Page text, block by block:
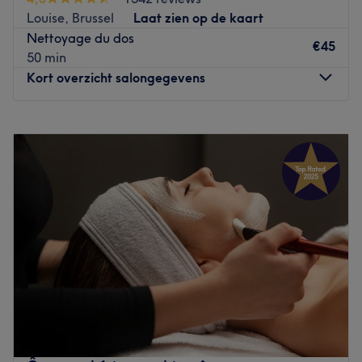
belle carte de soins: soins du visage, épilations,
massages, beauté des mains et des pieds... La spécialité
de Spécial Beauty ? Les soins anti-âge et minceur. Vous
profiterez de votre moment détente dans un cadre
privilégié et chic alliant une décoration contemporaine
Louise, Brussel
Laat zien op de kaart
Nettoyage du dos
50 min
€45
Kort overzicht salongegevens
19:00
19:00
20:00
09:30
Zaterdag
09:30 –20:00
Zondag
Gesloten
Idéalement situé dans le quartier Châtelain, sur la
célèbre avenue Louise, Javine- Sama wellness est un
institut de beauté qui offre une large gamme de soins :
soin du visage, maquillage, coupe et coiffure pour
hommes et pour femmes, épilation à la cire et épilation